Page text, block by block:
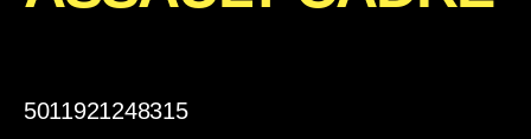
5011921248315